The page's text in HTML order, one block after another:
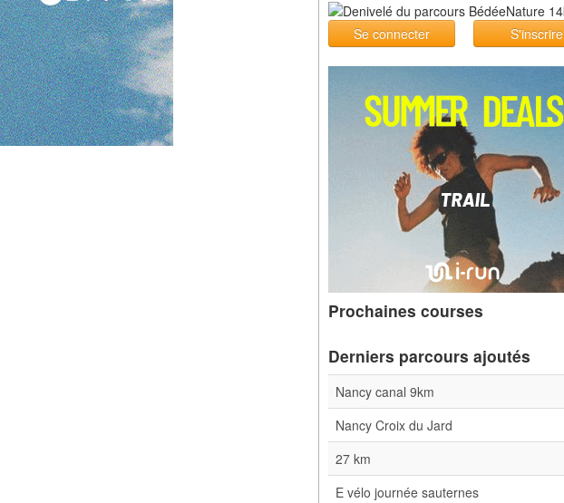
Se connecter S'inscrire
Prochaines courses
Derniers parcours ajoutés
Nancy canal 9km
Nancy Croix du Jard
27 km
E vélo journée sauternes